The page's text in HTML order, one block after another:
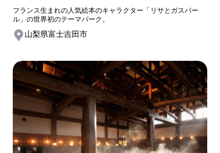
フランス生まれの人気絵本のキャラクター「リサとガスパー
ル」の世界初のテーマパーク。
山梨県富士吉田市